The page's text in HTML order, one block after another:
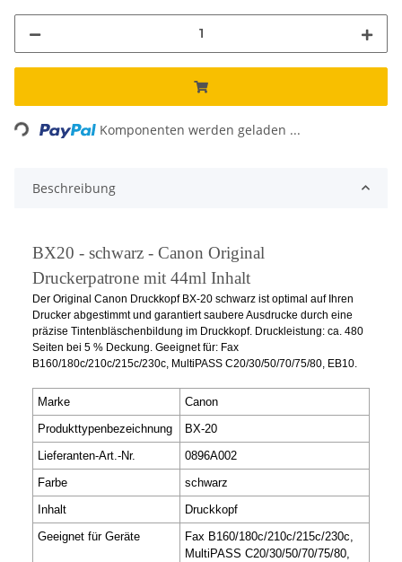
Loading... Komponenten werden geladen ...
Beschreibung
BX20 - schwarz - Canon Original
Druckerpatrone mit 44ml Inhalt
Der Original Canon Druckkopf BX-20 schwarz ist optimal auf Ihren
Drucker abgestimmt und garantiert saubere Ausdrucke durch eine
präzise Tintenbläschenbildung im Druckkopf. Druckleistung: ca. 480
Seiten bei 5 % Deckung. Geeignet für: Fax
B160/180c/210c/215c/230c, MultiPASS C20/30/50/70/75/80, EB10.
Marke
Canon
Produkttypenbezeichnung
BX-20
Lieferanten-Art.-Nr.
0896A002
Farbe
schwarz
Inhalt
Druckkopf
Geeignet für Geräte
Fax B160/180c/210c/215c/230c,
MultiPASS C20/30/50/70/75/80,